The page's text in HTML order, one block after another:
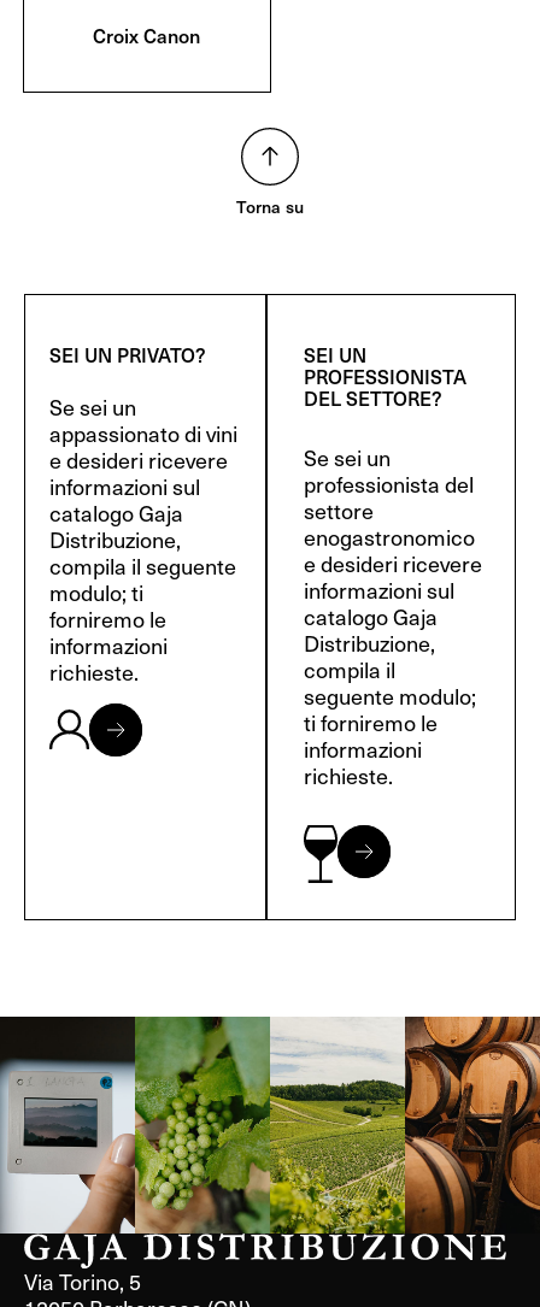
Croix Canon
Torna su
SEI UN PRIVATO?
Se sei un
appassionato di vini
e desideri ricevere
informazioni sul
catalogo Gaja
Distribuzione,
compila il seguente
modulo; ti
forniremo le
informazioni
richieste.
SEI UN
PROFESSIONISTA
DEL SETTORE?
Se sei un
professionista del
settore
enogastronomico
e desideri ricevere
informazioni sul
catalogo Gaja
Distribuzione,
compila il
seguente modulo;
ti forniremo le
informazioni
richieste.
Borgogna,
Francia
Borgogna,
Francia
Instagram
Via Torino, 5